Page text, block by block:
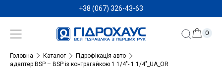
+38 (067) 326-43-63
0
Головна Каталог
Гідрофікація авто
адаптер BSP – BSP із контрагайкою 1 1/4″- 1 1/4″_UA_OR